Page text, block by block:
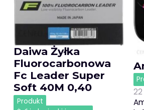
Daiwa Żyłka
Fluorocarbonowa
Fc Leader Super
Soft 40M 0,40
Produkt